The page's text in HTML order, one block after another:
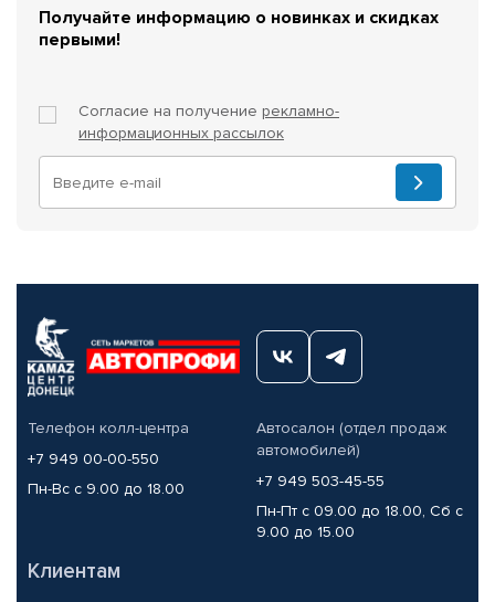
Получайте информацию о новинках и скидках
первыми!
Согласие на получение рекламно-
информационных рассылок
Телефон колл-центра
+7 949 00-00-550
Пн-Вс с 9.00 до 18.00
Автосалон (отдел продаж
автомобилей)
+7 949 503-45-55
Пн-Пт с 09.00 до 18.00, Сб с
9.00 до 15.00
Клиентам